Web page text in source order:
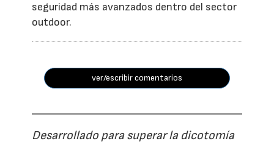
seguridad más avanzados dentro del sector
outdoor.
ver/escribir comentarios
Desarrollado para superar la dicotomía